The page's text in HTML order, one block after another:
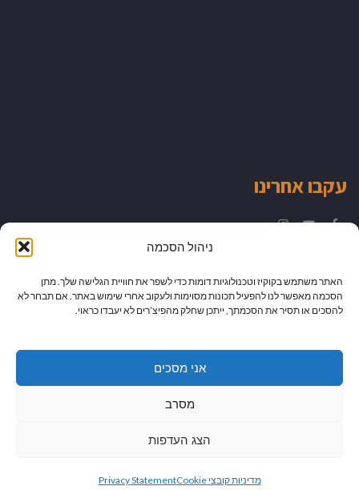
ניהול הסכמה
האתר משתמש בקוקיז וטכנולוגיות דומות כדי לשפר את חוויית הגלישה שלך. מתן
הסכמה מאפשר לנו להפעיל תכונות מסוימות ולעקוב אחרי שימוש באתר. אם תבחר לא
להסכים או תסיר את הסכמתך, ייתכן שחלק מהפיצ’רים לא יעבדו כראוי.
אני מסכים
מסרב
הצג העדפות
מדיניות קובצי Cookie Privacy Statement
עקבו אחרינו
מיתוג עיצוב ובניית אתרים